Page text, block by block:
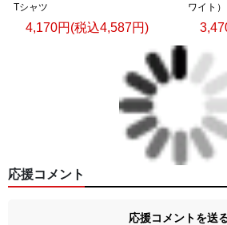
Tシャツ
4,170円(税込4,587円)
ワイト）
応援コメント
応援コメントを送